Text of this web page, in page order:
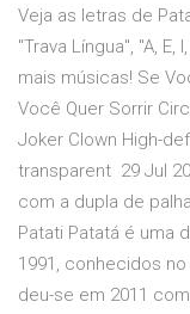
Veja as letras de
"Trava Língua", "A, E,
mais músicas! Se
Você Quer Sorrir
Joker Clown High-
transparent 29 Jul
com a dupla de
Patati Patatá é uma
1991, conhecidos
deu-se em 2011